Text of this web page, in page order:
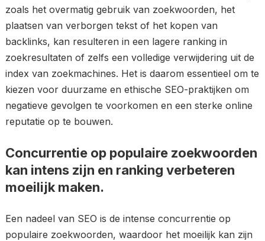
zoals het overmatig gebruik van zoekwoorden, het
plaatsen van verborgen tekst of het kopen van
backlinks, kan resulteren in een lagere ranking in
zoekresultaten of zelfs een volledige verwijdering uit de
index van zoekmachines. Het is daarom essentieel om te
kiezen voor duurzame en ethische SEO-praktijken om
negatieve gevolgen te voorkomen en een sterke online
reputatie op te bouwen.
Concurrentie op populaire zoekwoorden
kan intens zijn en ranking verbeteren
moeilijk maken.
Een nadeel van SEO is de intense concurrentie op
populaire zoekwoorden, waardoor het moeilijk kan zijn